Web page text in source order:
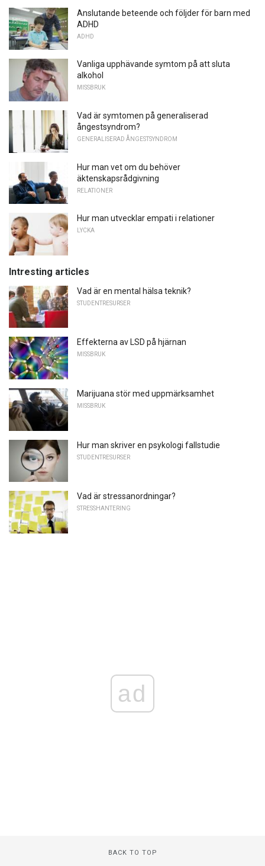
Anslutande beteende och följder för barn med
ADHD
ADHD
Vanliga upphävande symtom på att sluta
alkohol
MISSBRUK
Vad är symtomen på generaliserad
ångestsyndrom?
GENERALISERAD ÅNGESTSYNDROM
Hur man vet om du behöver
äktenskapsrådgivning
RELATIONER
Hur man utvecklar empati i relationer
LYCKA
Intresting articles
Vad är en mental hälsa teknik?
STUDENTRESURSER
Effekterna av LSD på hjärnan
MISSBRUK
Marijuana stör med uppmärksamhet
MISSBRUK
Hur man skriver en psykologi fallstudie
STUDENTRESURSER
Vad är stressanordningar?
STRESSHANTERING
ad
BACK TO TOP